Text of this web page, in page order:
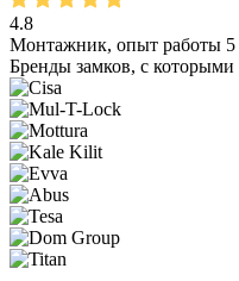
4.8
Монтажник, опыт работы 5
Бренды замков, с которыми